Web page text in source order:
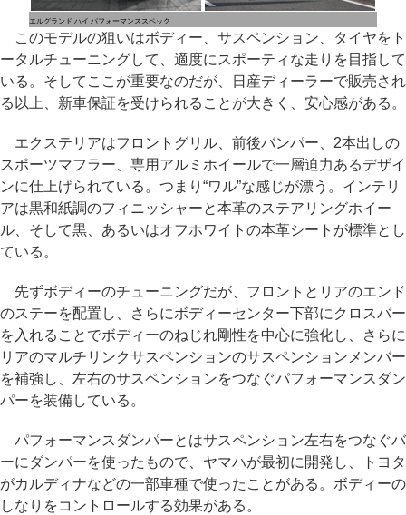
エルグランド ハイ パフォーマンススペック
このモデルの狙いはボディー、サスペンション、タイヤをト
ータルチューニングして、適度にスポーティな走りを目指して
いる。そしてここが重要なのだが、日産ディーラーで販売され
る以上、新車保証を受けられることが大きく、安心感がある。
エクステリアはフロントグリル、前後バンパー、2本出しの
スポーツマフラー、専用アルミホイールで一層迫力あるデザイ
ンに仕上げられている。つまり“ワル”な感じが漂う。インテリ
アは黒和紙調のフィニッシャーと本革のステアリングホイー
ル、そして黒、あるいはオフホワイトの本革シートが標準とし
ている。
先ずボディーのチューニングだが、フロントとリアのエンド
のステーを配置し、さらにボディーセンター下部にクロスバー
を入れることでボディーのねじれ剛性を中心に強化し、さらに
リアのマルチリンクサスペンションのサスペンションメンバー
を補強し、左右のサスペンションをつなぐパフォーマンスダン
パーを装備している。
パフォーマンスダンパーとはサスペンション左右をつなぐバ
ーにダンパーを使ったもので、ヤマハが最初に開発し、トヨタ
がカルディナなどの一部車種で使ったことがある。ボディーの
しなりをコントロールする効果がある。